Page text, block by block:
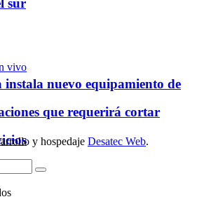
instala nuevo equipamiento de
que requerirá cortar
sur
vivo
y hospedaje Desatec Web.